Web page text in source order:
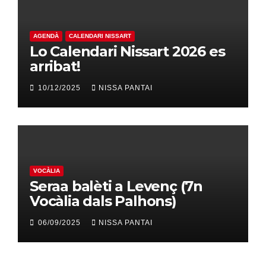
AGENDÀ CALENDARI NISSART
Lo Calendari Nissart 2026 es
arribat!
10/12/2025 NISSA PANTAI
VOCÀLIA
Seraa balèti a Levenç (7n
Vocàlia dals Palhons)
06/09/2025 NISSA PANTAI